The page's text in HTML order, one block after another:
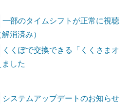
一部のタイムシフトが正常に視聴
消済み）
くくぽで交換できる「くくさまオ
した
システムアップデートのお知らせ